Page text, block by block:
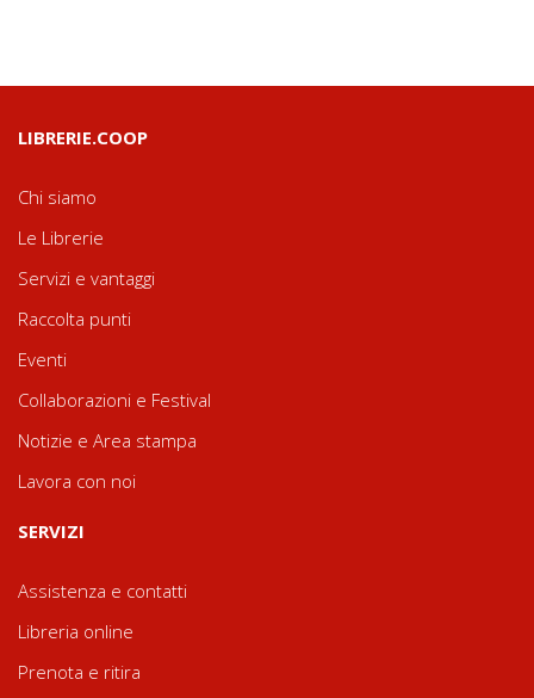
LIBRERIE.COOP
Chi siamo
Le Librerie
Servizi e vantaggi
Raccolta punti
Eventi
Collaborazioni e Festival
Notizie e Area stampa
Lavora con noi
SERVIZI
Assistenza e contatti
Libreria online
Prenota e ritira